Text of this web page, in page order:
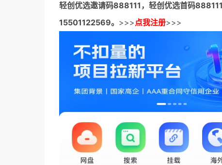
轻创优选邀请码888111， 轻创优选首码
15501122569。 >>>点我注册>>>